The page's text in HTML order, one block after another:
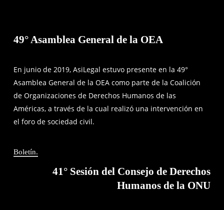
49° Asamblea General de la OEA
En junio de 2019, AsiLegal estuvo presente en la 49°
Asamblea General de la OEA como parte de la Coalición
de Organizaciones de Derechos Humanos de las
Américas, a través de la cual realizó una intervención en
el foro de sociedad civil.
Boletín.
41° Sesión del Consejo de Derechos
Humanos de la ONU